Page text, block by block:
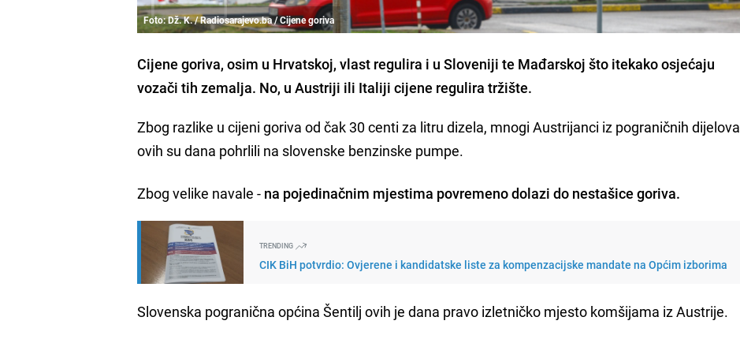
Foto: Dž. K. / Radiosarajevo.ba / Cijene goriva
Cijene goriva, osim u Hrvatskoj, vlast regulira i u Sloveniji te Mađarskoj što itekako osjećaju
vozači tih zemalja. No, u Austriji ili Italiji cijene regulira tržište.
Zbog razlike u cijeni goriva od čak 30 centi za litru dizela, mnogi Austrijanci iz pograničnih dijelova
ovih su dana pohrlili na slovenske benzinske pumpe.
Zbog velike navale - na pojedinačnim mjestima povremeno dolazi do nestašice goriva.
TRENDING
CIK BiH potvrdio: Ovjerene i kandidatske liste za kompenzacijske mandate na Općim izborima
Slovenska pogranična općina Šentilj ovih je dana pravo izletničko mjesto komšijama iz Austrije.